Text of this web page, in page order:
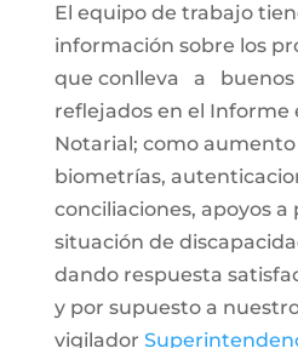
El equipo de trabajo
información sobre los
que conlleva a buenos
reflejados en el Informe
Notarial; como
biometrías,
conciliaciones, apoyos a
situación de
dando respuesta
y por supuesto a
vigilador